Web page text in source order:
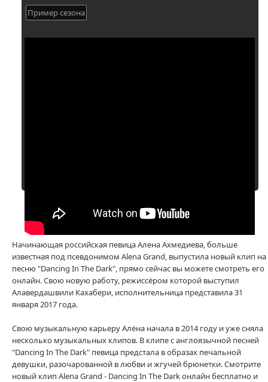
Пример сезона
Начинающая российская певица Алена Ахмедиева, больше
известная под псевдонимом Alena Grand, выпустила новый клип на
песню "Dancing In The Dark", прямо сейчас вы можете смотреть его
онлайн. Свою новую работу, режиссёром которой выступил
Алавердашвили Кахабери, исполнительница представила 31
января 2017 года.
Свою музыкальную карьеру Алёна начала в 2014 году и уже сняла
несколько музыкальных клипов. В клипе с англоязычной песней
"Dancing In The Dark" певица предстала в образах печальной
девушки, разочарованной в любви и жгучей брюнетки. Смотрите
новый клип Alena Grand - Dancing In The Dark онлайн бесплатно и